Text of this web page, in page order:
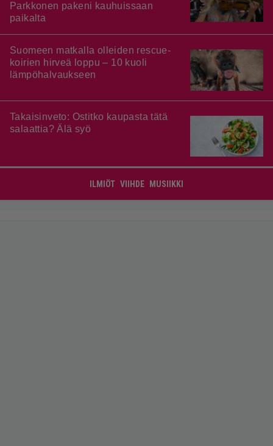
Parkkonen pakeni kauhuissaan
paikalta
Suomeen matkalla olleiden rescue-
koirien hirveä loppu – 10 kuoli
lämpöhalvaukseen
Takaisinveto: Ostitko kaupasta tätä
salaattia? Älä syö
ILMIÖT VIIHDE MUSIIKKI